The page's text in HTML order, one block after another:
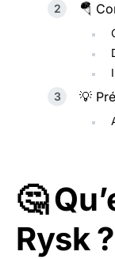
🪂
💡
🤔
Rysk ?